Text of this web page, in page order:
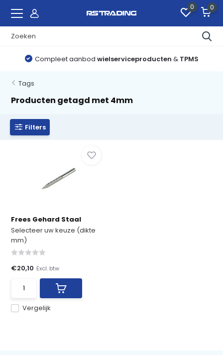
0 0
Compleet aanbod wielserviceproducten & TPMS
Tags
Producten getagd met 4mm
Filters
Frees Gehard Staal
Selecteer uw keuze (dikte
mm)
Vergelijk
€20,10 Excl. btw